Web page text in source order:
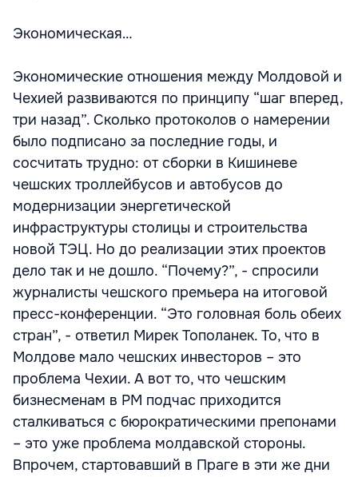
Экономическая…
Экономические отношения между Молдовой и
Чехией развиваются по принципу “шаг вперед,
три назад”. Сколько протоколов о намерении
было подписано за последние годы, и
сосчитать трудно: от сборки в Кишиневе
чешских троллейбусов и автобусов до
модернизации энергетической
инфраструктуры столицы и строительства
новой ТЭЦ. Но до реализации этих проектов
дело так и не дошло. “Почему?”, - спросили
журналисты чешского премьера на итоговой
пресс-конференции. “Это головная боль обеих
стран”, - ответил Мирек Тополанек. То, что в
Молдове мало чешских инвесторов – это
проблема Чехии. А вот то, что чешским
бизнесменам в РМ подчас приходится
сталкиваться с бюрократическими препонами
– это уже проблема молдавской стороны.
Впрочем, стартовавший в Праге в эти же дни